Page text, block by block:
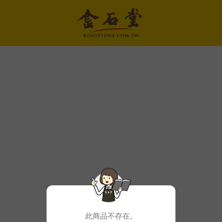
此商品不存在。